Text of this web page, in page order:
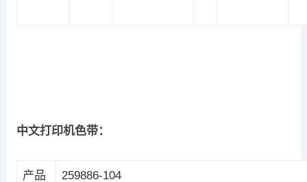
中文打印机色带：
产品
259886-104